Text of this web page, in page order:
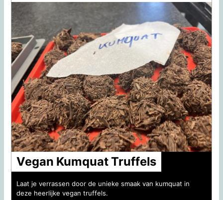
Vegan Kumquat Truffels
Laat je verrassen door de unieke smaak van kumquat in
deze heerlijke vegan truffels.